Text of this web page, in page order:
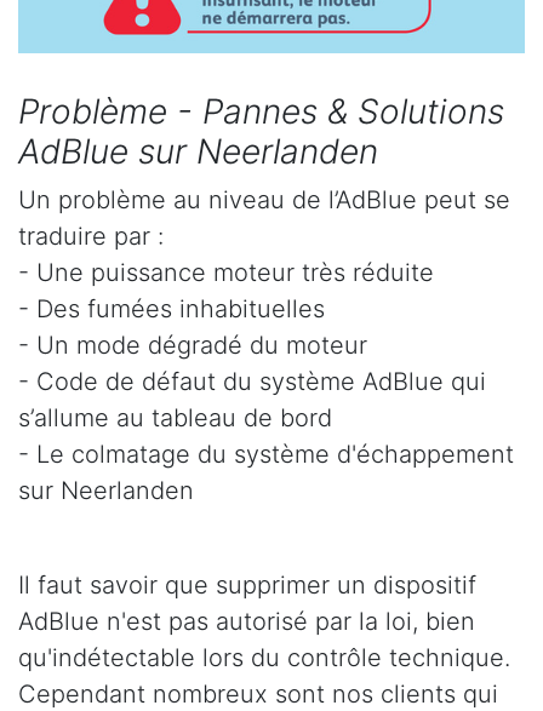
Problème - Pannes & Solutions
AdBlue sur Neerlanden
Un problème au niveau de l’AdBlue peut se
traduire par :
- Une puissance moteur très réduite
- Des fumées inhabituelles
- Un mode dégradé du moteur
- Code de défaut du système AdBlue qui
s’allume au tableau de bord
- Le colmatage du système d'échappement
sur Neerlanden
Il faut savoir que supprimer un dispositif
AdBlue n'est pas autorisé par la loi, bien
qu'indétectable lors du contrôle technique.
Cependant nombreux sont nos clients qui